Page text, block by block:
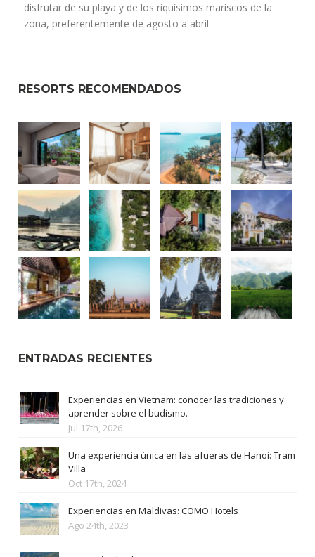
disfrutar de su playa y de los riquísimos mariscos de la
zona, preferentemente de agosto a abril.
RESORTS RECOMENDADOS
ENTRADAS RECIENTES
Experiencias en Vietnam: conocer las tradiciones y
aprender sobre el budismo.
Jul 17th, 2026
Una experiencia única en las afueras de Hanoi: Tram
Villa
Oct 17th, 2024
Experiencias en Maldivas: COMO Hotels
Ago 24th, 2023